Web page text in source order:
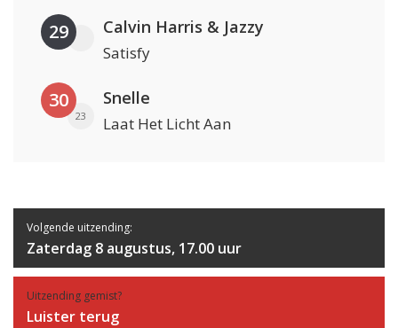
29 Calvin Harris & Jazzy
Satisfy
30
23
Snelle
Laat Het Licht Aan
Volgende uitzending:
Zaterdag 8 augustus, 17.00 uur
Uitzending gemist?
Luister terug